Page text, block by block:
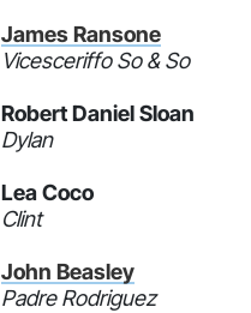
James Ransone
Vicesceriffo So & So
Robert Daniel Sloan
Dylan
Lea Coco
Clint
John Beasley
Padre Rodriguez